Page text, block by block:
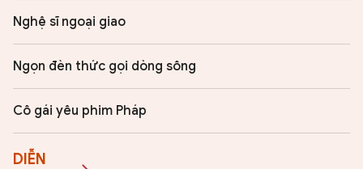
Nghệ sĩ ngoại giao
Ngọn đèn thức gọi dòng sông
Cô gái yêu phim Pháp
DIỄN